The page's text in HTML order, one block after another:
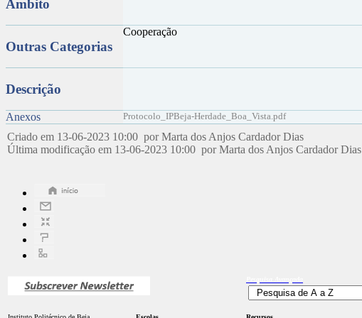
Âmbito
Outras Categorias
Cooperação
Descrição
Anexos Protocolo_IPBeja-Herdade_Boa_Vista.pdf
Criado em 13-06-2023 10:00 por Marta dos Anjos Cardador Dias
Última modificação em 13-06-2023 10:00 por Marta dos Anjos Cardador Dias